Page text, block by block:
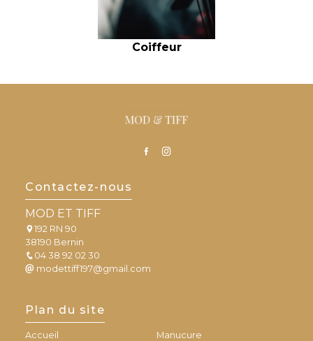
Coiffeur
Contactez-nous
MOD ET TIFF
192 RN 90
38190 Bernin
04 38 92 02 30
modettiff197@gmail.com
Plan du site
Accueil
Manucure